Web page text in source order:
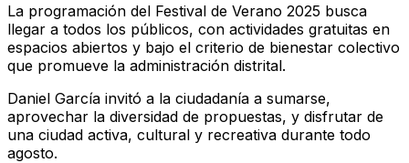
La programación del Festival de Verano 2025 busca
llegar a todos los públicos, con actividades gratuitas en
espacios abiertos y bajo el criterio de bienestar colectivo
que promueve la administración distrital.
Daniel García invitó a la ciudadanía a sumarse,
aprovechar la diversidad de propuestas, y disfrutar de
una ciudad activa, cultural y recreativa durante todo
agosto.